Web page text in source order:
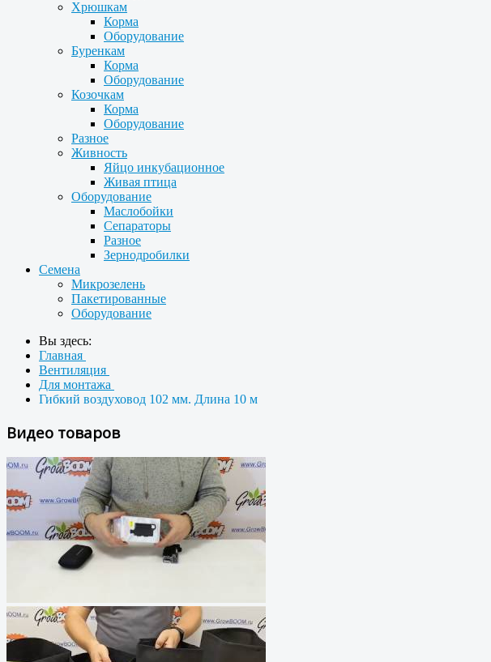
Хрюшкам
Корма
Оборудование
Буренкам
Корма
Оборудование
Козочкам
Корма
Оборудование
Разное
Живность
Яйцо инкубационное
Живая птица
Оборудование
Маслобойки
Сепараторы
Разное
Зернодробилки
Семена
Микрозелень
Пакетированные
Оборудование
Вы здесь:
Главная
Вентиляция
Для монтажа
Гибкий воздуховод 102 мм. Длина 10 м
Видео товаров